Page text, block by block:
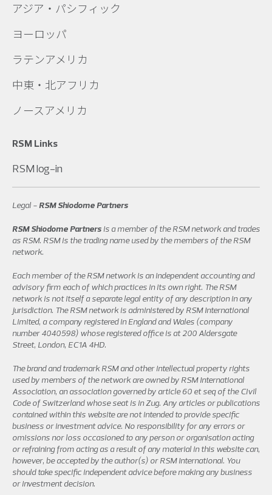
アジア・パシフィック
ヨーロッパ
ラテンアメリカ
中東・北アフリカ
ノースアメリカ
RSM Links
RSM log-in
Legal -RSM Shiodome Partners
RSM Shiodome Partners is a member of the RSM network and trades
as RSM. RSM is the trading name used by the members of the RSM
network.
Each member of the RSM network is an independent accounting and
advisory firm each of which practices in its own right. The RSM
network is not itself a separate legal entity of any description in any
jurisdiction. The RSM network is administered by RSM International
Limited, a company registered in England and Wales (company
number 4040598) whose registered office is at 200 Aldersgate
Street, London, EC1A 4HD.
The brand and trademark RSM and other intellectual property rights
used by members of the network are owned by RSM International
Association, an association governed by article 60 et seq of the Civil
Code of Switzerland whose seat is in Zug. Any articles or publications
contained within this website are not intended to provide specific
business or investment advice. No responsibility for any errors or
omissions nor loss occasioned to any person or organisation acting
or refraining from acting as a result of any material in this website can,
however, be accepted by the author(s) or RSM International. You
should take specific independent advice before making any business
or investment decision.